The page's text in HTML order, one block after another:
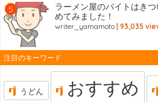
ラーメン屋のバイトはき
めてみました！
writer_yamamoto | 93,035
注目のキーワード
うどん おすすめ